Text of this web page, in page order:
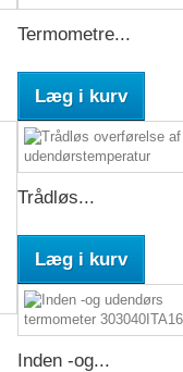
Termometre...
Læg i kurv
Trådløs...
Læg i kurv
Inden -og...